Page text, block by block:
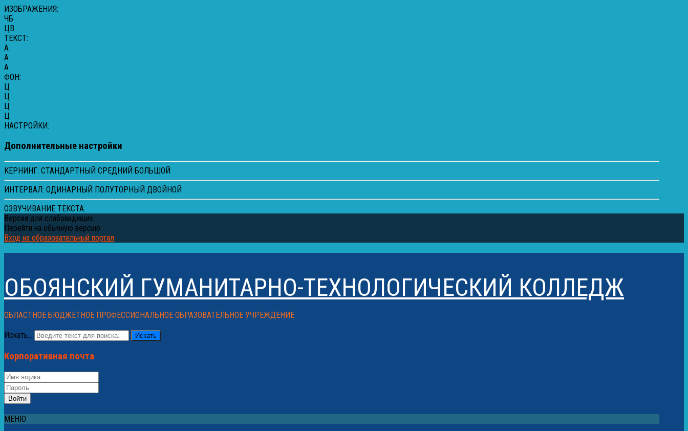
ИЗОБРАЖЕНИЯ:
ЧБ
ЦВ
ТЕКСТ:
A
A
A
ФОН:
Ц
Ц
Ц
Ц
НАСТРОЙКИ:
Дополнительные настройки
КЕРНИНГ: СТАНДАРТНЫЙ СРЕДНИЙ БОЛЬШОЙ
ИНТЕРВАЛ: ОДИНАРНЫЙ ПОЛУТОРНЫЙ ДВОЙНОЙ
ОЗВУЧИВАНИЕ ТЕКСТА:
Версия для слабовидящих
Перейти на обычную версию
Вход на образовательный портал
ОБОЯНСКИЙ ГУМАНИТАРНО-ТЕХНОЛОГИЧЕСКИЙ КОЛЛЕДЖ
ОБЛАСТНОЕ БЮДЖЕТНОЕ ПРОФЕССИОНАЛЬНОЕ ОБРАЗОВАТЕЛЬНОЕ УЧРЕЖДЕНИЕ
Искать... Искать
Корпоративная почта
МЕНЮ